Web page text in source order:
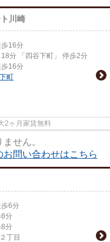
川崎
歩16分
18分 「四谷下町」 停歩2分
歩16分
町
2ヶ月家賃無料
せん。
問い合わせはこちら
歩6分
8分
8分
２丁目